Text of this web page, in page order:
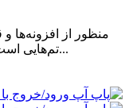
منظور از افزونه‌ها
تم‌هایی است که کدهای آن‌ها به صورت رمزگذاری شده...